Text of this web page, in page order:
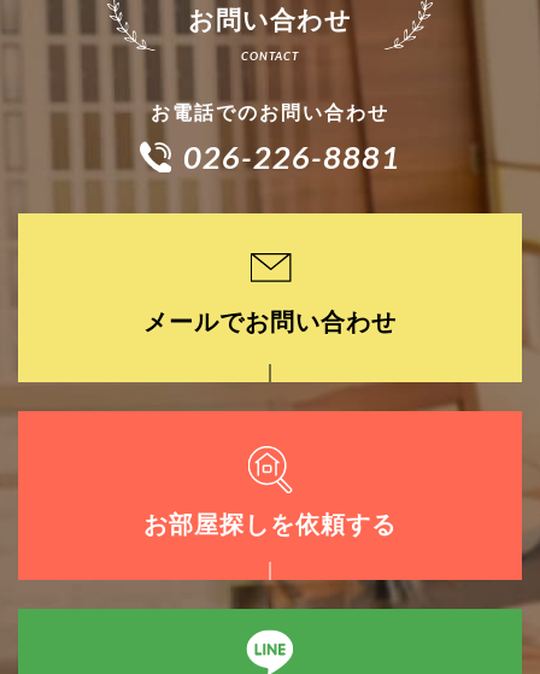
お問い合わせ
お電話でのお問い合わせ
026-226-8881
メールでお問い合わせ
お部屋探しを依頼する